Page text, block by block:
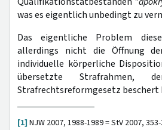
was es eigentlich unbedingt zu
Das eigentliche Problem
allerdings nicht die Öffnung
individuelle körperliche
übersetzte
Strafrechtsreformgesetz beschert
[1] NJW 2007, 1988-1989 = StV 2007,